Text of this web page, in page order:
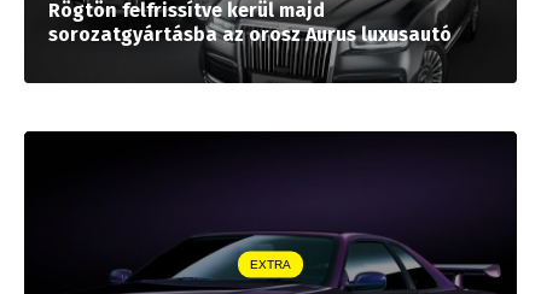
Rögtön felfrissítve kerül majd
sorozatgyártásba az orosz Aurus luxusautó
EXTRA